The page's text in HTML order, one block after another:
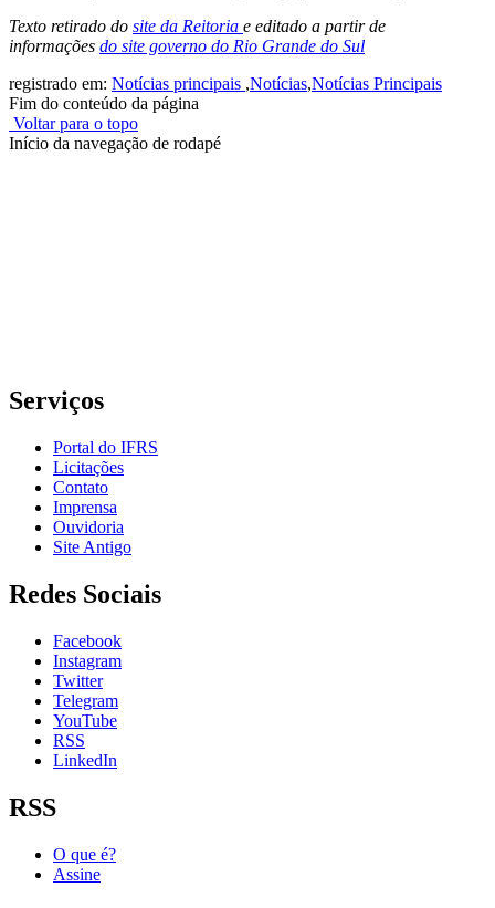
Texto retirado do site da Reitoria e editado a partir de
informações do site governo do Rio Grande do Sul
registrado em: Notícias principais ,Notícias,Notícias Principais
Fim do conteúdo da página
Voltar para o topo
Início da navegação de rodapé
Serviços
Portal do IFRS
Licitações
Contato
Imprensa
Ouvidoria
Site Antigo
Redes Sociais
Facebook
Instagram
Twitter
Telegram
YouTube
RSS
LinkedIn
RSS
O que é?
Assine